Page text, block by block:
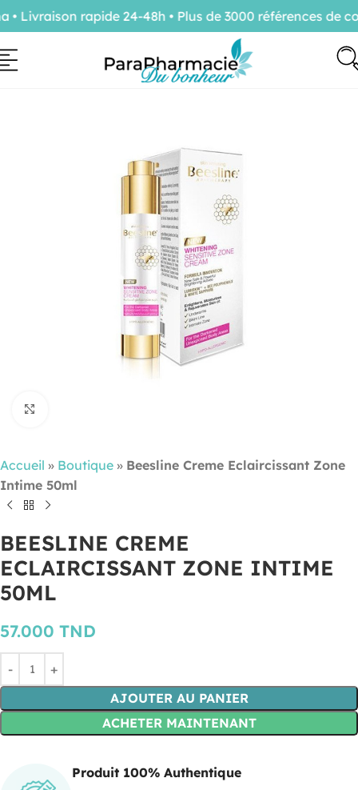
Accueil » Boutique » Beesline Creme Eclaircissant Zone
Intime 50ml
BEESLINE CREME
ECLAIRCISSANT ZONE INTIME
50ML
57.000 TND
AJOUTER AU PANIER
ACHETER MAINTENANT
Produit 100% Authentique
rapide 24-48h • Plus de 3000 références de